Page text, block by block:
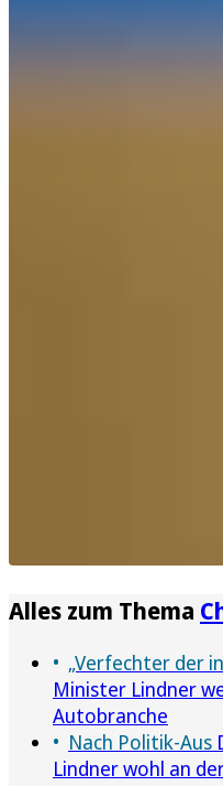
Alles zum Thema
„Verfechter der
Minister Lindner
Autobranche
Nach Politik-Aus
Lindner wohl an